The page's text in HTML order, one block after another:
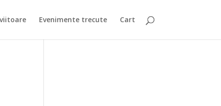
Evenimente trecute Cart